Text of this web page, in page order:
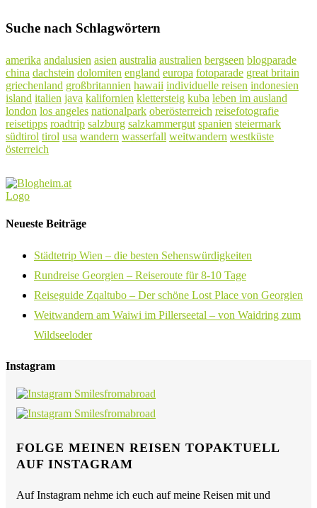
Suche nach Schlagwörtern
amerika andalusien asien australia australien bergseen blogparade
china dachstein dolomiten england europa fotoparade great britain
griechenland großbritannien hawaii individuelle reisen indonesien
island italien java kalifornien klettersteig kuba leben im ausland
london los angeles nationalpark oberösterreich reisefotografie
reisetipps roadtrip salzburg salzkammergut spanien steiermark
südtirol tirol usa wandern wasserfall weitwandern westküste
österreich
Neueste Beiträge
Städtetrip Wien – die besten Sehenswürdigkeiten
Rundreise Georgien – Reiseroute für 8-10 Tage
Reiseguide Zqaltubo – Der schöne Lost Place von Georgien
Weitwandern am Waiwi im Pillerseetal – von Waidring zum
Wildseeloder
Instagram
FOLGE MEINEN REISEN TOPAKTUELL
AUF INSTAGRAM
Auf Instagram nehme ich euch auf meine Reisen mit und